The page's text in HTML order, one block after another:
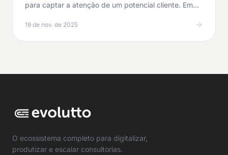
para captar a atenção de um potencial cliente. Em
19 de nov. de 2025
O ecossistema completo para digitalizar,
produtizar e escalar consultorias.